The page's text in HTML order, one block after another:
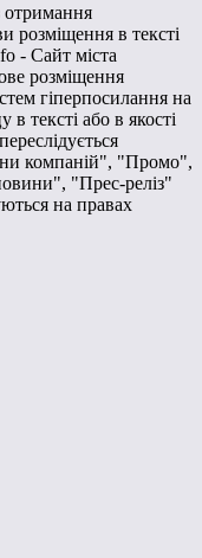
отримання
розміщення в тексті
- Сайт міста
розміщення
гіперпосилання на
в тексті або в якості
компаній", "Промо",
"Прес-реліз"
на правах